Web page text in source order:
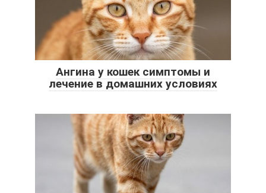
Ангина у кошек симптомы и
лечение в домашних условиях